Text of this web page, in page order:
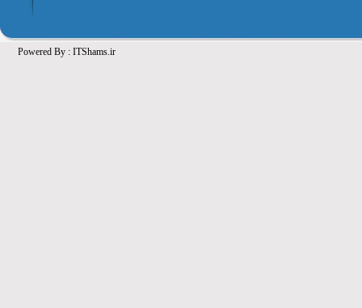
Powered By : ITShams.ir